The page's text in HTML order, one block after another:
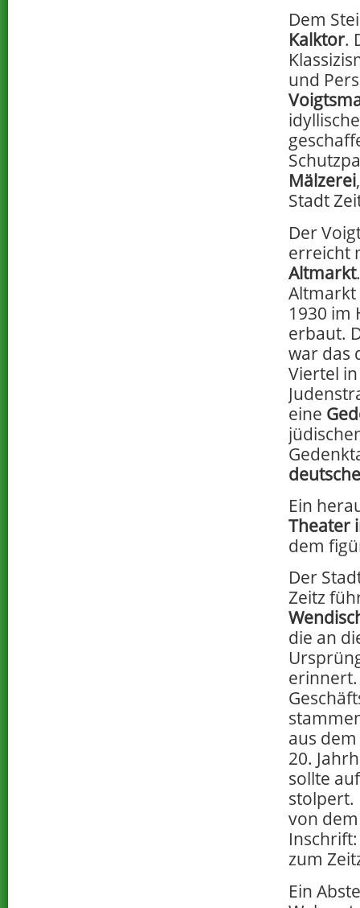
Dem
Kalktor.
und
Mälzerei
Stadt
Der
erreicht
Altmarkt
Altmarkt
1930 im
erbaut.
war das
Viertel
eine
Ein
Theater
dem
Der
Zeitz
die an
aus
20.
sollte
stolpert.
von
zum
Ein